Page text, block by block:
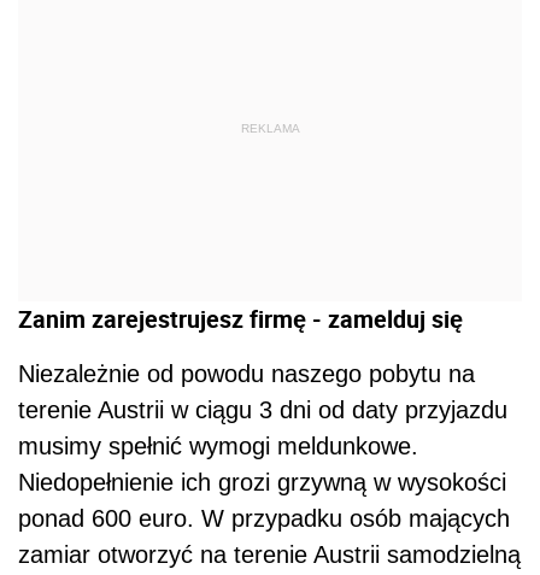
REKLAMA
Zanim zarejestrujesz firmę - zamelduj się
Niezależnie od powodu naszego pobytu na
terenie Austrii w ciągu 3 dni od daty przyjazdu
musimy spełnić wymogi meldunkowe.
Niedopełnienie ich grozi grzywną w wysokości
ponad 600 euro. W przypadku osób mających
zamiar otworzyć na terenie Austrii samodzielną